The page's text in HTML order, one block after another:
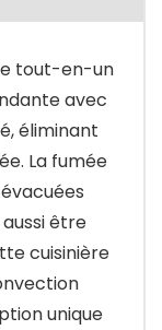
tout-en-un
avec
éliminant
La fumée
être
cuisinière
unique